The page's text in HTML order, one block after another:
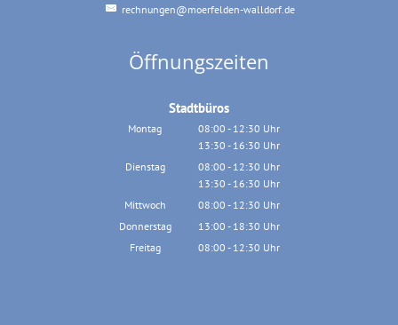
rechnungen@moerfelden-walldorf.de
Öffnungszeiten
Stadtbüros
Montag 08:00 - 12:30 Uhr
Von 08:00 bis 12:30 Uhr
13:30 - 16:30 Uhr
Von 13:30 bis 16:30 Uhr
Dienstag 08:00 - 12:30 Uhr
Von 08:00 bis 12:30 Uhr
13:30 - 16:30 Uhr
Von 13:30 bis 16:30 Uhr
Mittwoch 08:00 - 12:30 Uhr
Von 08:00 bis 12:30 Uhr
Donnerstag 13:00 - 18:30 Uhr
Von 13:00 bis 18:30 Uhr
Freitag 08:00 - 12:30 Uhr